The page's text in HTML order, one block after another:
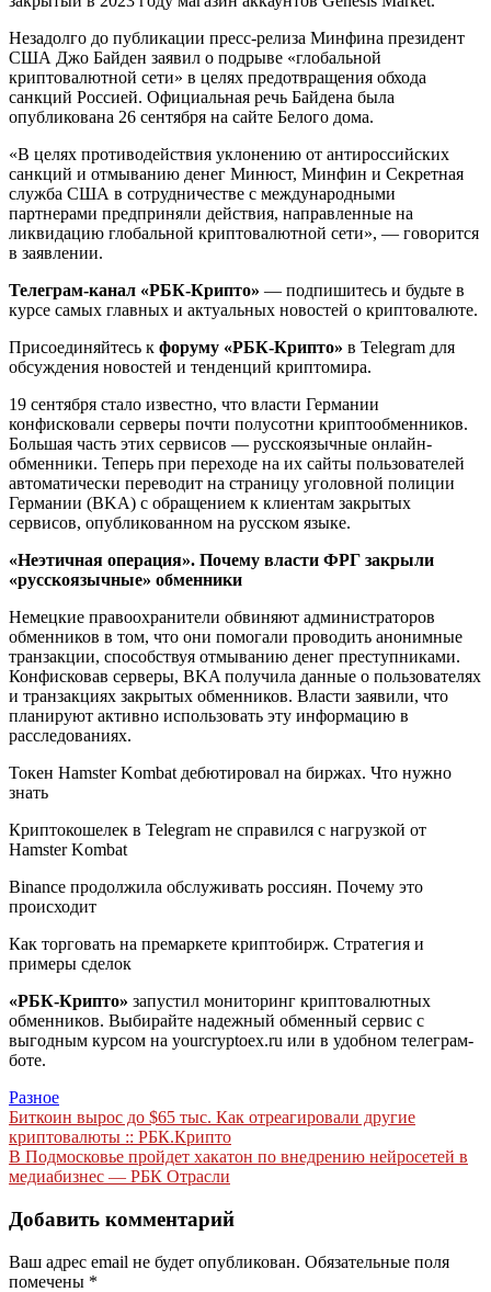
Незадолго до публикации пресс-релиза Минфина президент
США Джо Байден заявил о подрыве «глобальной
криптовалютной сети» в целях предотвращения обхода
санкций Россией. Официальная речь Байдена была
опубликована 26 сентября на сайте Белого дома.
«В целях противодействия уклонению от антироссийских
санкций и отмыванию денег Минюст, Минфин и Секретная
служба США в сотрудничестве с международными
партнерами предприняли действия, направленные на
ликвидацию глобальной криптовалютной сети», — говорится
в заявлении.
Телеграм-канал «РБК-Крипто» — подпишитесь и будьте в
курсе самых главных и актуальных новостей о криптовалюте.
Присоединяйтесь к форуму «РБК-Крипто» в Telegram для
обсуждения новостей и тенденций криптомира.
19 сентября стало известно, что власти Германии
конфисковали серверы почти полусотни криптообменников.
Большая часть этих сервисов — русскоязычные онлайн-
обменники. Теперь при переходе на их сайты пользователей
автоматически переводит на страницу уголовной полиции
Германии (BKA) c обращением к клиентам закрытых
сервисов, опубликованном на русском языке.
«Неэтичная операция». Почему власти ФРГ закрыли
«русскоязычные» обменники
Немецкие правоохранители обвиняют администраторов
обменников в том, что они помогали проводить анонимные
транзакции, способствуя отмыванию денег преступниками.
Конфисковав серверы, BKA получила данные о пользователях
и транзакциях закрытых обменников. Власти заявили, что
планируют активно использовать эту информацию в
расследованиях.
Токен Hamster Kombat дебютировал на биржах. Что нужно
знать
Криптокошелек в Telegram не справился с нагрузкой от
Hamster Kombat
Binance продолжила обслуживать россиян. Почему это
происходит
Как торговать на премаркете криптобирж. Стратегия и
примеры сделок
«РБК-Крипто» запустил мониторинг криптовалютных
обменников. Выбирайте надежный обменный сервис с
выгодным курсом на yourcryptoex.ru или в удобном телеграм-
боте.
Разное
Навигация
по
записям
Биткоин вырос до $65 тыс. Как отреагировали другие
криптовалюты :: РБК.Крипто
В Подмосковье пройдет хакатон по внедрению нейросетей в
медиабизнес — РБК Отрасли
Добавить комментарий
Ваш адрес email не будет опубликован. Обязательные поля
помечены *